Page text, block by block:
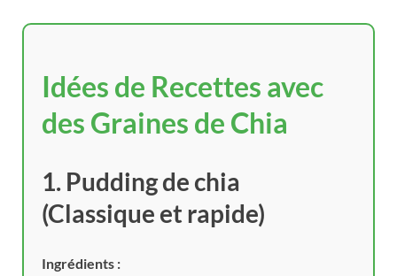
Idées de Recettes avec
des Graines de Chia
1. Pudding de chia
(Classique et rapide)
Ingrédients :